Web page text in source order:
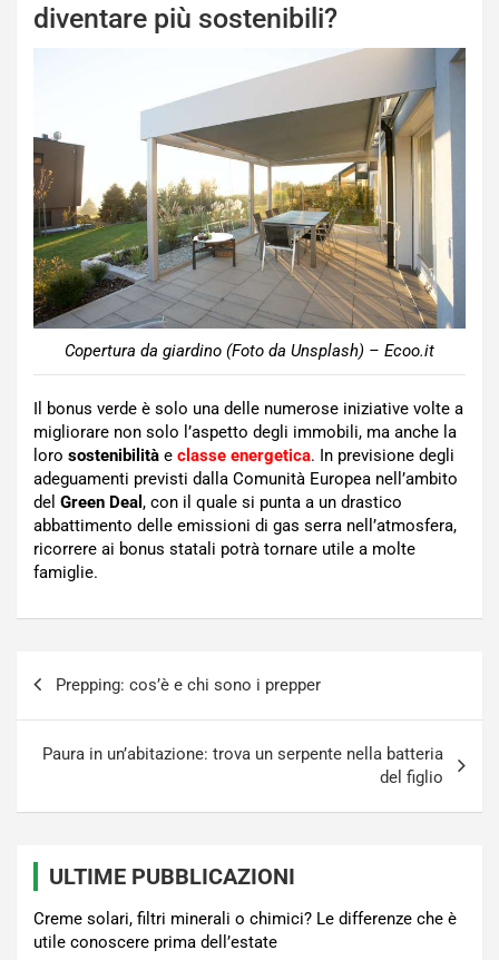
diventare più sostenibili?
Copertura da giardino (Foto da Unsplash) – Ecoo.it
Il bonus verde è solo una delle numerose iniziative volte a
migliorare non solo l’aspetto degli immobili, ma anche la
loro sostenibilità e classe energetica. In previsione degli
adeguamenti previsti dalla Comunità Europea nell’ambito
del Green Deal , con il quale si punta a un drastico
abbattimento delle emissioni di gas serra nell’atmosfera,
ricorrere ai bonus statali potrà tornare utile a molte
famiglie.
articoli
Prepping: cos’è e chi sono i prepper
Paura in un’abitazione: trova un serpente nella batteria
del figlio
ULTIME PUBBLICAZIONI
Creme solari, filtri minerali o chimici? Le differenze che è
utile conoscere prima dell’estate